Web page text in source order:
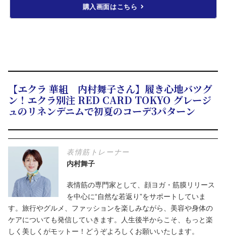
購入画面はこちら
【エクラ 華組 内村舞子さん】履き心地バツグ
ン！エクラ別注 RED CARD TOKYO グレージ
ュのリネンデニムで初夏のコーデ3パターン
表情筋トレーナー
内村舞子
表情筋の専門家として、顔ヨガ・筋膜リリース
を中心に“自然な若返り”をサポートしていま
す。旅行やグルメ、ファッションを楽しみながら、美容や身体の
ケアについても発信していきます。人生後半からこそ、もっと楽
しく美しくがモットー！どうぞよろしくお願いいたします。